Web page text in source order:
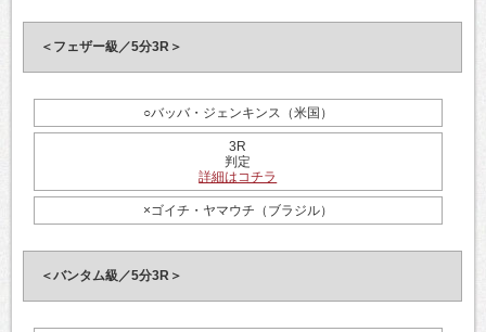
＜フェザー級／5分3R＞
○バッバ・ジェンキンス（米国）
3R
判定
詳細はコチラ
×ゴイチ・ヤマウチ（ブラジル）
＜バンタム級／5分3R＞